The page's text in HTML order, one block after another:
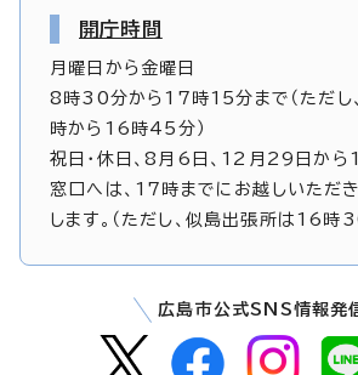
開庁時間
月曜日から金曜日
8時30分から17時15分まで（ただし
時から16時45分）
祝日・休日、8月6日、12月29日か
窓口へは、17時までにお越しいただ
します。（ただし、似島出張所は16時
広島市公式SNS情報発